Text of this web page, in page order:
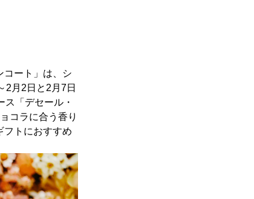
ート」は、シ
2月2日と2月7日
「デセール・
コラに合う香り
フトにおすすめ